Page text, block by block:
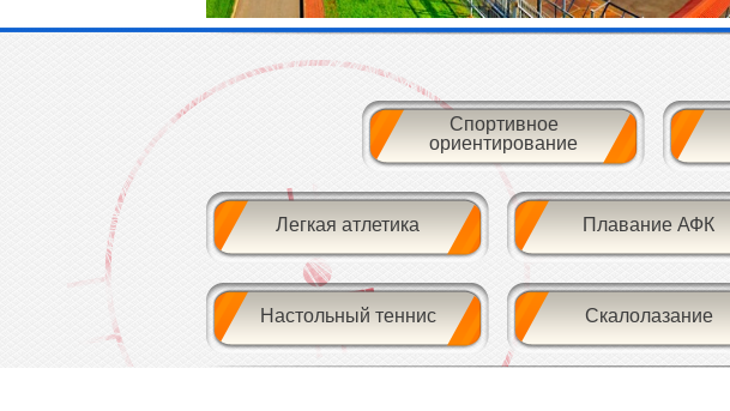
Спортивное
ориентирование
Легкая атлетика Плавание АФК
Настольный теннис Скалолазание